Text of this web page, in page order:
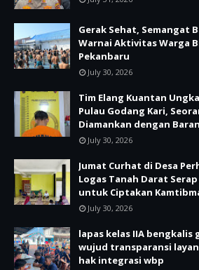
Gerak Sehat, Semangat
Warnai Aktivitas Warga
Pekanbaru
July 30, 2026
Tim Elang Kuantan
Pulau Godang Kari,
Diamankan dengan
July 30, 2026
Jumat Curhat di Desa
Logas Tanah Darat
untuk Ciptakan
July 30, 2026
lapas kelas IIA
wujud transparansi
hak integrasi wbp